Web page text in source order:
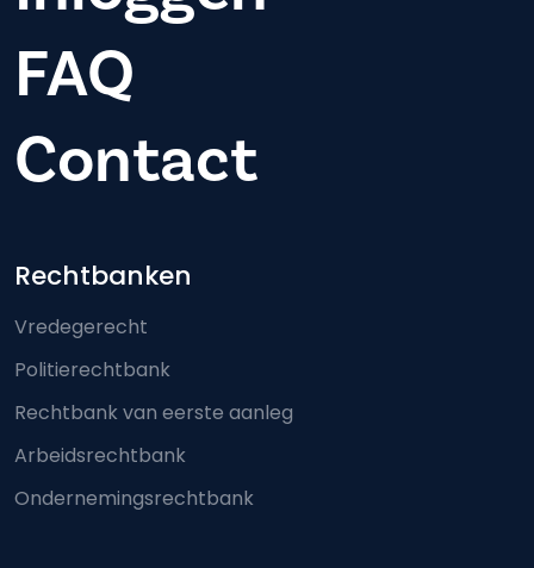
FAQ
Contact
Footer-menu
Rechtbanken
Vredegerecht
Politierechtbank
Rechtbank van eerste aanleg
Arbeidsrechtbank
Ondernemingsrechtbank